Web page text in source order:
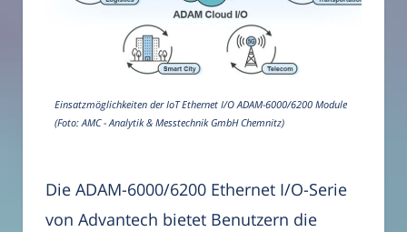
Einsatzmöglichkeiten der IoT Ethernet I/O ADAM-6000/6200 Module
(Foto: AMC - Analytik & Messtechnik GmbH Chemnitz)
Die ADAM-6000/6200 Ethernet I/O-Serie
von Advantech bietet Benutzern die